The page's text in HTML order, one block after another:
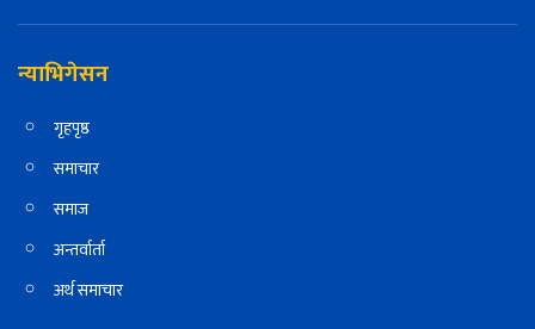
न्याभिगेसन
गृहपृष्ठ
समाचार
समाज
अन्तर्वार्ता
अर्थ समाचार